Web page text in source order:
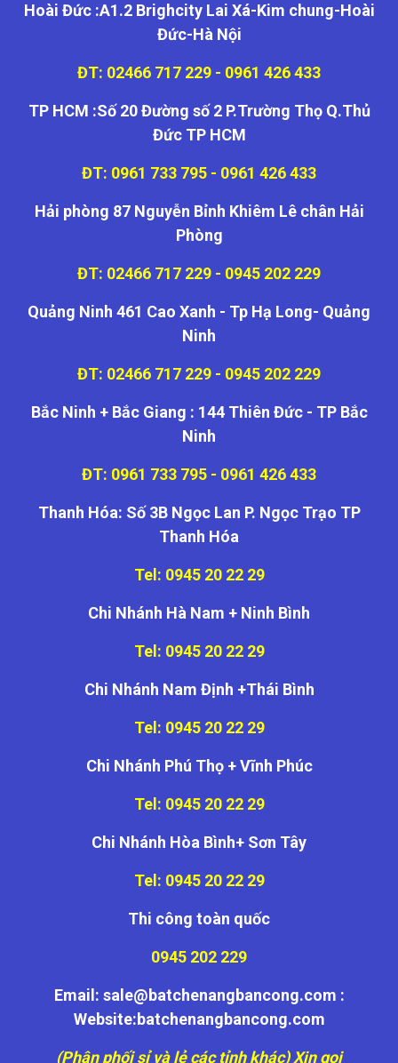
Hoài Đức :A1.2 Brighcity Lai Xá-Kim chung-Hoài
Đức-Hà Nội
ĐT: 02466 717 229 - 0961 426 433
TP HCM :Số 20 Đường số 2 P.Trường Thọ Q.Thủ
Đức TP HCM
ĐT: 0961 733 795 - 0961 426 433
Hải phòng 87 Nguyễn Bỉnh Khiêm Lê chân Hải
Phòng
ĐT: 02466 717 229 - 0945 202 229
Quảng Ninh 461 Cao Xanh - Tp Hạ Long- Quảng
Ninh
ĐT: 02466 717 229 - 0945 202 229
Bắc Ninh + Bắc Giang : 144 Thiên Đức - TP Bắc
Ninh
ĐT: 0961 733 795 - 0961 426 433
Thanh Hóa: Số 3B Ngọc Lan P. Ngọc Trạo TP
Thanh Hóa
Tel: 0945 20 22 29
Chi Nhánh Hà Nam + Ninh Bình
Tel: 0945 20 22 29
Chi Nhánh Nam Định +Thái Bình
Tel: 0945 20 22 29
Chi Nhánh Phú Thọ + Vĩnh Phúc
Tel: 0945 20 22 29
Chi Nhánh Hòa Bình+ Sơn Tây
Tel: 0945 20 22 29
Thi công toàn quốc
0945 202 229
Email: sale@batchenangbancong.com :
Website:batchenangbancong.com
(Phân phối sỉ và lẻ các tỉnh khác) Xin gọi